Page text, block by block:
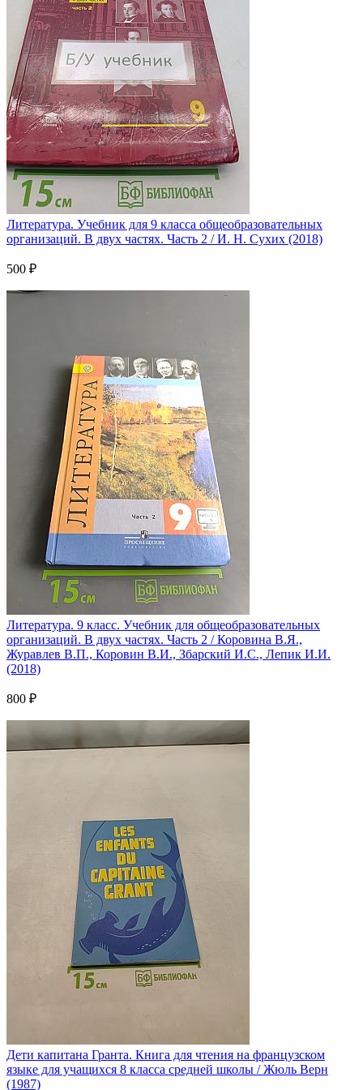
Литература. Учебник для 9 класса общеобразовательных
организаций. В двух частях. Часть 2 / И. Н. Сухих (2018)
500 ₽
Литература. 9 класс. Учебник для общеобразовательных
организаций. В двух частях. Часть 2 / Коровина В.Я.,
Журавлев В.П., Коровин В.И., Збарский И.С., Лепик И.И.
(2018)
800 ₽
Дети капитана Гранта. Книга для чтения на французском
языке для учащихся 8 класса средней школы / Жюль Верн
(1987)